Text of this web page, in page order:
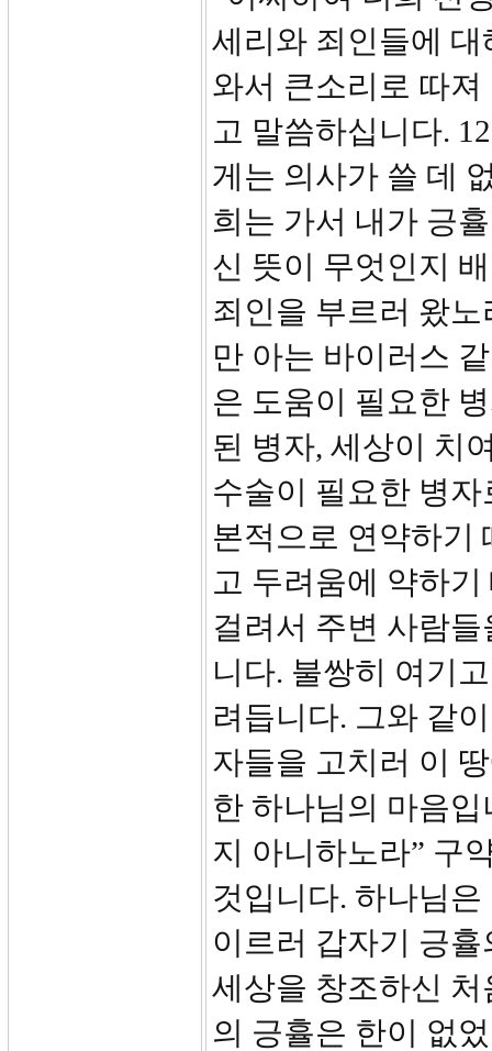
세리와 죄인들에
와서 큰소리로 따
고 말씀하십니다.
게는 의사가 쓸 데
희는 가서 내가 긍
신 뜻이 무엇인지
죄인을 부르러 왔
만 아는 바이러스
은 도움이 필요한
된 병자, 세상이 치
수술이 필요한 병
본적으로 연약하기
고 두려움에 약하
걸려서 주변 사람
니다. 불쌍히 여기
려듭니다. 그와 같
자들을 고치러 이
한 하나님의 마음
지 아니하노라” 구
것입니다. 하나님
이르러 갑자기 긍
세상을 창조하신
의 긍휼은 한이 없